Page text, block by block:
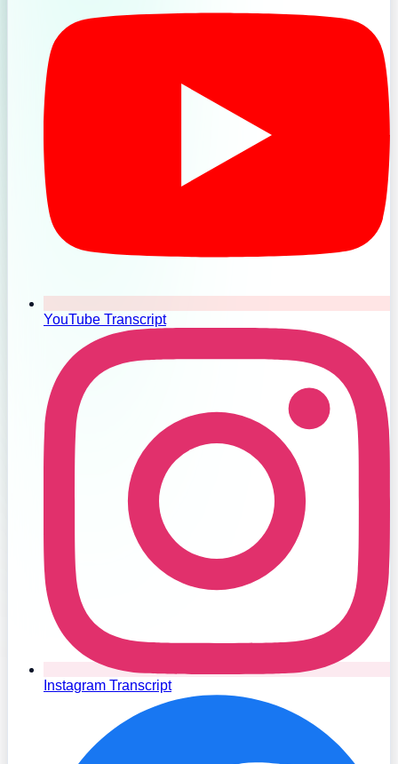
YouTube Transcript
Instagram Transcript